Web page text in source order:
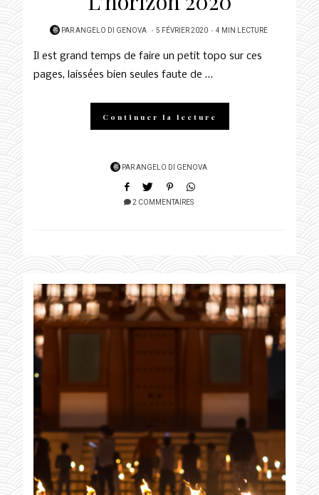
PARANGELO DI GENOVA
POSTED
5 FÉVRIER 2020 4 MIN LECTURE
Il est grand temps de faire un petit topo sur ces
pages, laissées bien seules faute de …
Continuer la lecture
PARANGELO DI GENOVA
2 COMMENTAIRES